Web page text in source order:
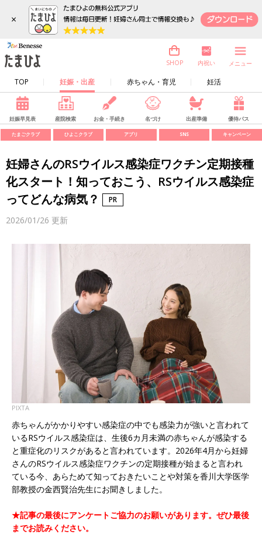
×
TOP 妊娠・出産 赤ちゃん・育児 妊活
SHOP 内祝い メニュー
妊娠早見表 産院検索 お金・手続き 名づけ 出産準備 優待パス
たまごクラブ ひよこクラブ アプリ SNS キャンペーン
妊婦さんのRSウイルス感染症ワクチン定期接種
化スタート！知っておこう、RSウイルス感染症
ってどんな病気？
2026/01/26 更新
PIXTA
赤ちゃんがかかりやすい感染症の中でも感染力が強いと言われて
いるRSウイルス感染症は、生後6カ月未満の赤ちゃんが感染する
と重症化のリスクがあると言われています。2026年4月から妊婦
さんのRSウイルス感染症ワクチンの定期接種が始まると言われ
ている今、あらためて知っておきたいことや対策を香川大学医学
部教授の金西賢治先生にお聞きしました。
★記事の最後にアンケートご協力のお願いがあります。ぜひ最後
までお読みください。